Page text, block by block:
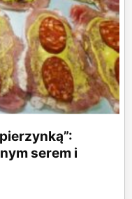
serem i